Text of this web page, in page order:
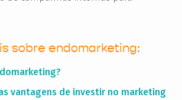
sobre endomarketing:
vantagens de investir no marketing